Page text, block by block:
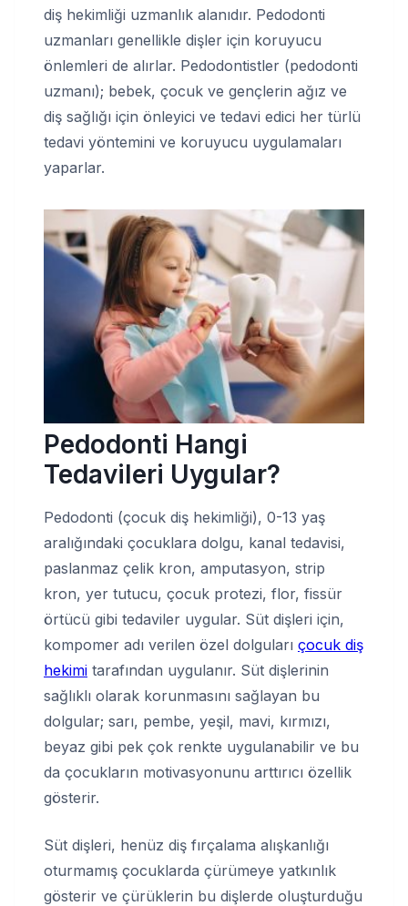
diş hekimliği uzmanlık alanıdır. Pedodonti
uzmanları genellikle dişler için koruyucu
önlemleri de alırlar. Pedodontistler (pedodonti
uzmanı); bebek, çocuk ve gençlerin ağız ve
diş sağlığı için önleyici ve tedavi edici her türlü
tedavi yöntemini ve koruyucu uygulamaları
yaparlar.
Pedodonti Hangi
Tedavileri Uygular?
Pedodonti (çocuk diş hekimliği), 0-13 yaş
aralığındaki çocuklara dolgu, kanal tedavisi,
paslanmaz çelik kron, amputasyon, strip
kron, yer tutucu, çocuk protezi, flor, fissür
örtücü gibi tedaviler uygular. Süt dişleri için,
kompomer adı verilen özel dolguları çocuk diş
hekimi tarafından uygulanır. Süt dişlerinin
sağlıklı olarak korunmasını sağlayan bu
dolgular; sarı, pembe, yeşil, mavi, kırmızı,
beyaz gibi pek çok renkte uygulanabilir ve bu
da çocukların motivasyonunu arttırıcı özellik
gösterir.
Süt dişleri, henüz diş fırçalama alışkanlığı
oturmamış çocuklarda çürümeye yatkınlık
gösterir ve çürüklerin bu dişlerde oluşturduğu